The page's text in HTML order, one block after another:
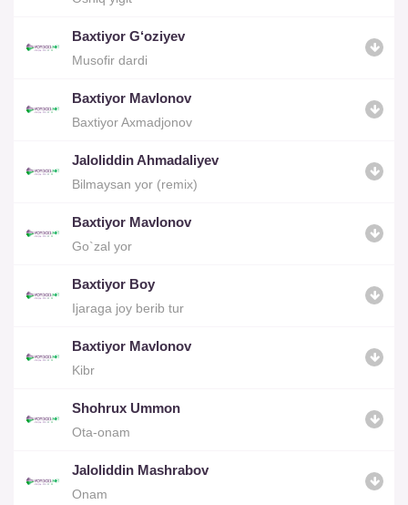
Baxtiyor G‘oziyev
Musofir dardi
Baxtiyor Mavlonov
Baxtiyor Axmadjonov
Jaloliddin Ahmadaliyev
Bilmaysan yor (remix)
Baxtiyor Mavlonov
Go`zal yor
Baxtiyor Boy
Ijaraga joy berib tur
Baxtiyor Mavlonov
Kibr
Shohrux Ummon
Ota-onam
Jaloliddin Mashrabov
Onam